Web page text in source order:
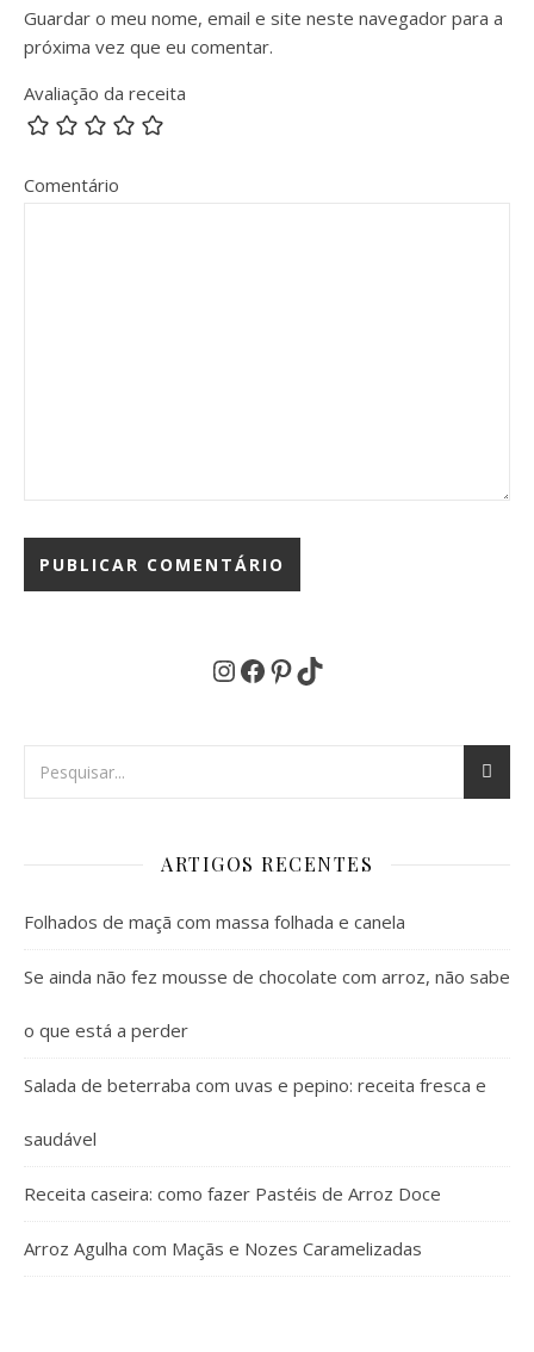
Guardar o meu nome, email e site neste navegador para a
próxima vez que eu comentar.
Avaliação da receita
Comentário
Instagram
Facebook
Pinterest
TikTok
ARTIGOS RECENTES
Folhados de maçã com massa folhada e canela
Se ainda não fez mousse de chocolate com arroz, não sabe
o que está a perder
Salada de beterraba com uvas e pepino: receita fresca e
saudável
Receita caseira: como fazer Pastéis de Arroz Doce
Arroz Agulha com Maçãs e Nozes Caramelizadas